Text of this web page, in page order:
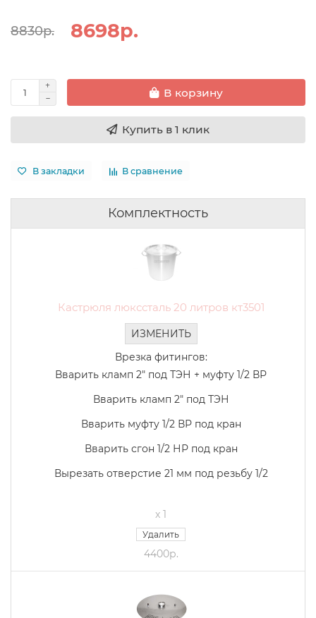
8830р. 8698р.
В корзину
Купить в 1 клик
В закладки В сравнение
Комплектность
Кастрюля люкссталь 20 литров кт3501
ИЗМЕНИТЬ
Врезка фитингов:
Вварить кламп 2" под ТЭН + муфту 1/2 ВР
Вварить кламп 2" под ТЭН
Вварить муфту 1/2 ВР под кран
Вварить сгон 1/2 НР под кран
Вырезать отверстие 21 мм под резьбу 1/2
x 1
Удалить
4400р.